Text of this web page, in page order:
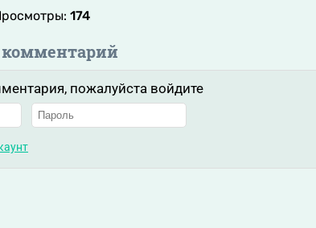
174
пожалуйста войдите